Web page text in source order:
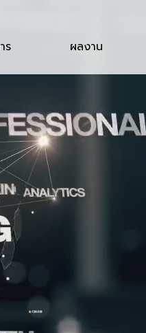
ร ผลงาน